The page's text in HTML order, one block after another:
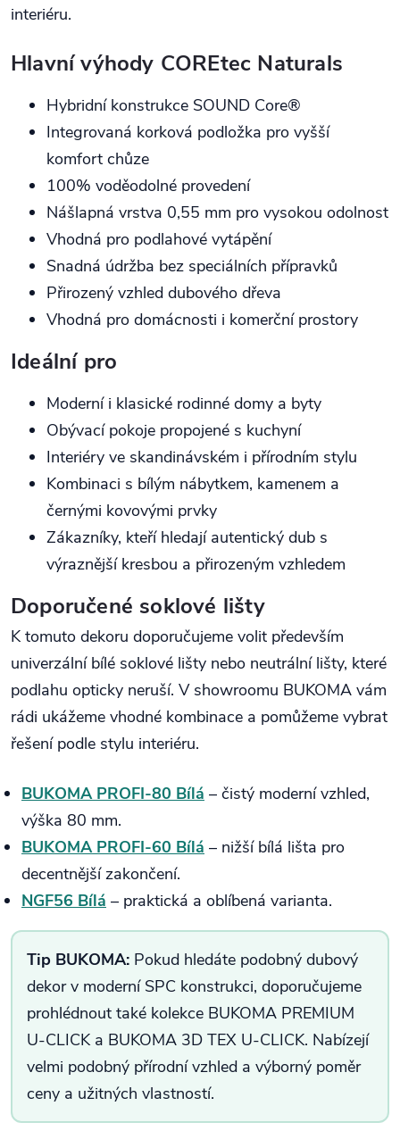
interiéru.
Hlavní výhody COREtec Naturals
Hybridní konstrukce SOUND Core®
Integrovaná korková podložka pro vyšší
komfort chůze
100% voděodolné provedení
Nášlapná vrstva 0,55 mm pro vysokou odolnost
Vhodná pro podlahové vytápění
Snadná údržba bez speciálních přípravků
Přirozený vzhled dubového dřeva
Vhodná pro domácnosti i komerční prostory
Ideální pro
Moderní i klasické rodinné domy a byty
Obývací pokoje propojené s kuchyní
Interiéry ve skandinávském i přírodním stylu
Kombinaci s bílým nábytkem, kamenem a
černými kovovými prvky
Zákazníky, kteří hledají autentický dub s
výraznější kresbou a přirozeným vzhledem
Doporučené soklové lišty
K tomuto dekoru doporučujeme volit především
univerzální bílé soklové lišty nebo neutrální lišty, které
podlahu opticky neruší. V showroomu BUKOMA vám
rádi ukážeme vhodné kombinace a pomůžeme vybrat
řešení podle stylu interiéru.
BUKOMA PROFI-80 Bílá – čistý moderní vzhled,
výška 80 mm.
BUKOMA PROFI-60 Bílá – nižší bílá lišta pro
decentnější zakončení.
NGF56 Bílá – praktická a oblíbená varianta.
Tip BUKOMA: Pokud hledáte podobný dubový
dekor v moderní SPC konstrukci, doporučujeme
prohlédnout také kolekce BUKOMA PREMIUM
U-CLICK a BUKOMA 3D TEX U-CLICK. Nabízejí
velmi podobný přírodní vzhled a výborný poměr
ceny a užitných vlastností.